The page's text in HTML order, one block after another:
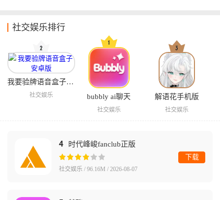
社交娱乐排行
我要验牌语音盒子安卓版
社交娱乐 bubbly ai聊天
社交娱乐
解语花手机版
社交娱乐
4 时代峰峻fanclub正版
社交娱乐 / 96.16M / 2026-08-07
下载